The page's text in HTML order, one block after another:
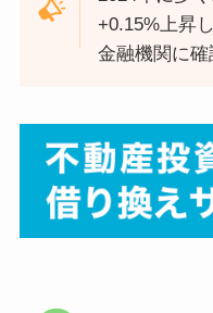
+0.15%上昇
金融機関に確